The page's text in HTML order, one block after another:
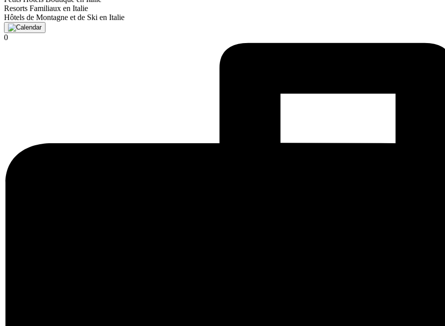
Resorts Familiaux en Italie
Hôtels de Montagne et de Ski en Italie
0